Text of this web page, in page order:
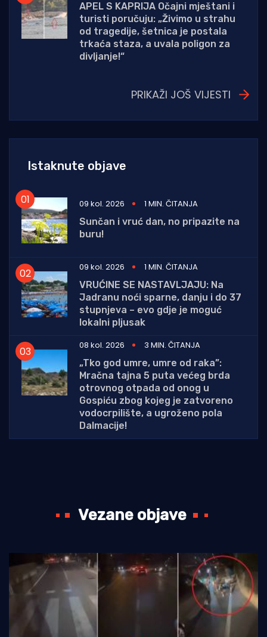
APEL S KAPRIJA Očajni mještani i
turisti poručuju: „Živimo u strahu
od tragedije, šetnica je postala
trkaća staza, a uvala poligon za
divljanje!“
PRIKAŽI JOŠ VIJESTI
Istaknute objave
09 kol. 2026
1 MIN. ČITANJA
Sunčan i vruć dan, no pripazite na
buru!
09 kol. 2026
1 MIN. ČITANJA
VRUĆINE SE NASTAVLJAJU: Na
Jadranu noći sparne, danju i do 37
stupnjeva – evo gdje je moguć
lokalni pljusak
08 kol. 2026
3 MIN. ČITANJA
„Tko god umre, umre od raka”:
Mračna tajna 5 puta većeg brda
otrovnog otpada od onog u
Gospiću zbog kojeg je zatvoreno
vodocrpilište, a ugroženo pola
Dalmacije!
Vezane objave